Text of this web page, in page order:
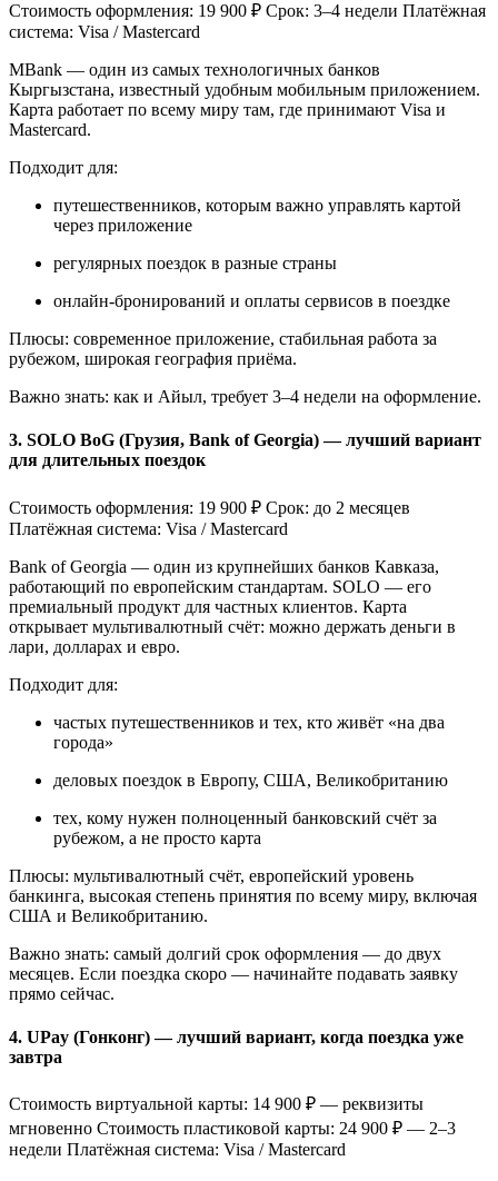
Стоимость оформления: 19 900 ₽ Срок: 3–4 недели Платёжная
система: Visa / Mastercard
MBank — один из самых технологичных банков
Кыргызстана, известный удобным мобильным приложением.
Карта работает по всему миру там, где принимают Visa и
Mastercard.
Подходит для:
путешественников, которым важно управлять картой
через приложение
регулярных поездок в разные страны
онлайн-бронирований и оплаты сервисов в поездке
Плюсы: современное приложение, стабильная работа за
рубежом, широкая география приёма.
Важно знать: как и Айыл, требует 3–4 недели на оформление.
3. SOLO BoG (Грузия, Bank of Georgia) — лучший вариант
для длительных поездок
Стоимость оформления: 19 900 ₽ Срок: до 2 месяцев
Платёжная система: Visa / Mastercard
Bank of Georgia — один из крупнейших банков Кавказа,
работающий по европейским стандартам. SOLO — его
премиальный продукт для частных клиентов. Карта
открывает мультивалютный счёт: можно держать деньги в
лари, долларах и евро.
Подходит для:
частых путешественников и тех, кто живёт «на два
города»
деловых поездок в Европу, США, Великобританию
тех, кому нужен полноценный банковский счёт за
рубежом, а не просто карта
Плюсы: мультивалютный счёт, европейский уровень
банкинга, высокая степень принятия по всему миру, включая
США и Великобританию.
Важно знать: самый долгий срок оформления — до двух
месяцев. Если поездка скоро — начинайте подавать заявку
прямо сейчас.
4. UPay (Гонконг) — лучший вариант, когда поездка уже
завтра
Стоимость виртуальной карты: 14 900 ₽ — реквизиты
мгновенно Стоимость пластиковой карты: 24 900 ₽ — 2–3
недели Платёжная система: Visa / Mastercard